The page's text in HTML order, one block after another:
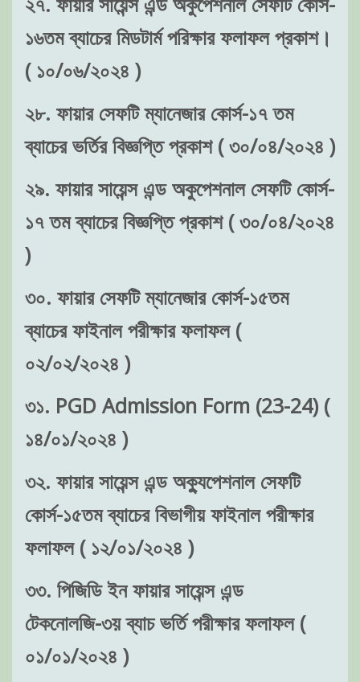
১৬তম ব্যাচের মিডটার্ম পরিক্ষার ফলাফল প্রকাশ।
( ১০/০৬/২০২৪ )
২৮. ফায়ার সেফটি ম্যানেজার কোর্স-১৭ তম
ব্যাচের ভর্তির বিজ্ঞপ্তি প্রকাশ ( ৩০/০৪/২০২৪ )
২৯. ফায়ার সায়েন্স এন্ড অকুপেশনাল সেফটি কোর্স-
১৭ তম ব্যাচের বিজ্ঞপ্তি প্রকাশ ( ৩০/০৪/২০২৪
)
৩০. ফায়ার সেফটি ম্যানেজার কোর্স-১৫তম
ব্যাচের ফাইনাল পরীক্ষার ফলাফল (
০২/০২/২০২৪ )
৩১. PGD Admission Form (23-24) (
১৪/০১/২০২৪ )
৩২. ফায়ার সায়েন্স এন্ড অক্যুপেশনাল সেফটি
কোর্স-১৫তম ব্যাচের বিভাগীয় ফাইনাল পরীক্ষার
ফলাফল ( ১২/০১/২০২৪ )
৩৩. পিজিডি ইন ফায়ার সায়েন্স এন্ড
টেকনোলজি-৩য় ব্যাচ ভর্তি পরীক্ষার ফলাফল (
০১/০১/২০২৪ )